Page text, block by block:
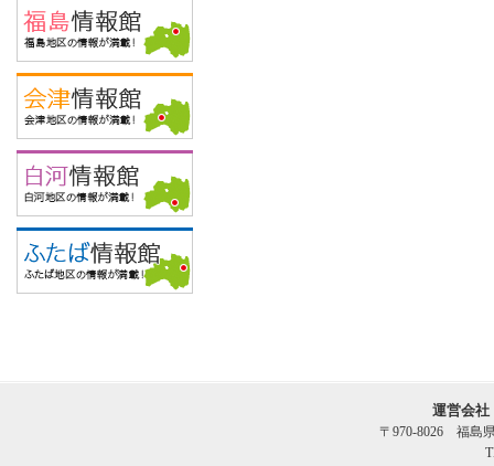
運営会
〒970-8026 福島